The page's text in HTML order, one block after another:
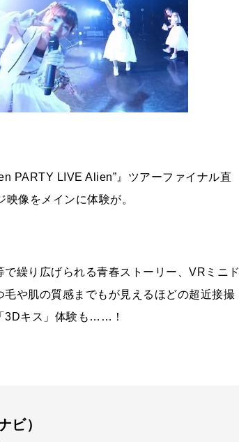
PARTY LIVE Alien”』ツアーファイナル直
像をメインに体験が。
繰り広げられる青春ストーリー、 VR ミニド
や肌の質感までもが見えるほどの超近接撮
3Dキス」体験も……！
ビ）